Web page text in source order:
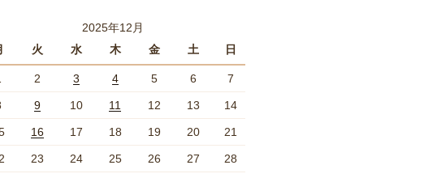
2025年12月
火 水 木 金 土 日
2 3 4 5 6 7
9 10 11 12 13 14
16 17 18 19 20 21
23 24 25 26 27 28